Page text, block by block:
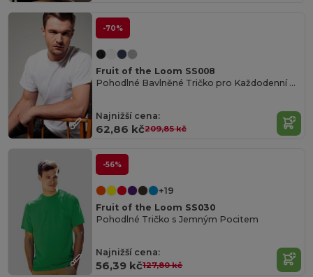
-70%
Fruit of the Loom SS008
Pohodlné Bavlněné Tričko pro Každodenní Nošení
Najnižší cena:
62,86 kč209,85 kč
-56%
+19
Fruit of the Loom SS030
Pohodlné Tričko s Jemným Pocitem
Najnižší cena:
56,39 kč127,80 kč